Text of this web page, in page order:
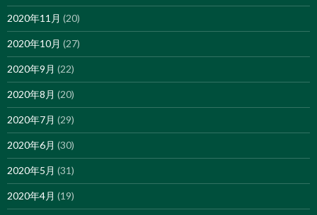
2020年11月 (20)
2020年10月 (27)
2020年9月 (22)
2020年8月 (20)
2020年7月 (29)
2020年6月 (30)
2020年5月 (31)
2020年4月 (19)